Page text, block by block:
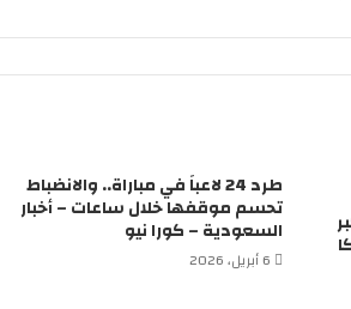
طرد 24 لاعباً في مباراة.. والانضباط
تحسم موقفها خلال ساعات – أخبار
السعودية – كورا نيو
6 أبريل، 2026